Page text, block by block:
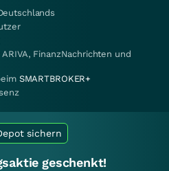
FinanzNachrichten und
SMARTBROKER+
sichern
geschenkt!